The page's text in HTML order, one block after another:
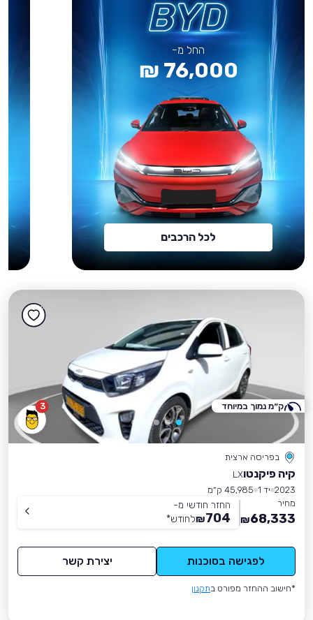
החל מ-
76,000 ₪
לכל הרכבים
3
בפריסה ארצית
קיה פיקנטוLX
2023 יד 1
45,985 ק״מ
מחיר
68,333
₪
החזר חודשי מ-
704
₪לחודש*
לפגישה בסוכנות יצירת קשר
*חישוב ההחזר מפורט בתקנון
ק״מ נמוך במיוחד